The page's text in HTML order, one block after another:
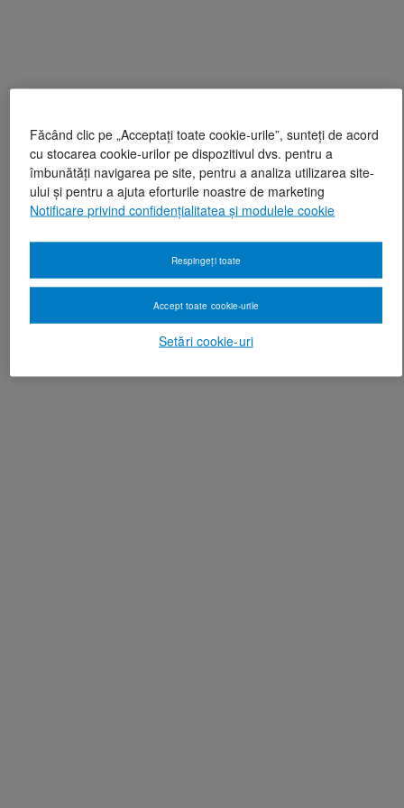
Făcând clic pe „Acceptați toate cookie-urile”, sunteți de acord
cu stocarea cookie-urilor pe dispozitivul dvs. pentru a
îmbunătăți navigarea pe site, pentru a analiza utilizarea site-
ului și pentru a ajuta eforturile noastre de marketing
Notificare privind confidențialitatea și modulele cookie
Setări cookie-uri
Respingeți toate
Accept toate cookie-urile